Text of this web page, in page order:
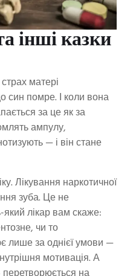
інші казки
матері
син помре. І коли вона
за це як за
ампулу,
— і він стане
Лікування наркотичної
зуба. Це не
лікар вам скаже:
чи то
лише за однієї умови —
мотивація. А